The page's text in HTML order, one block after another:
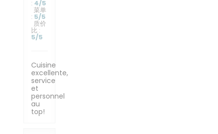
: 4/5
菜单
: 5/5
质价
比 :
5/5
Cuisine
excellente,
service
et
personnel
au
top!